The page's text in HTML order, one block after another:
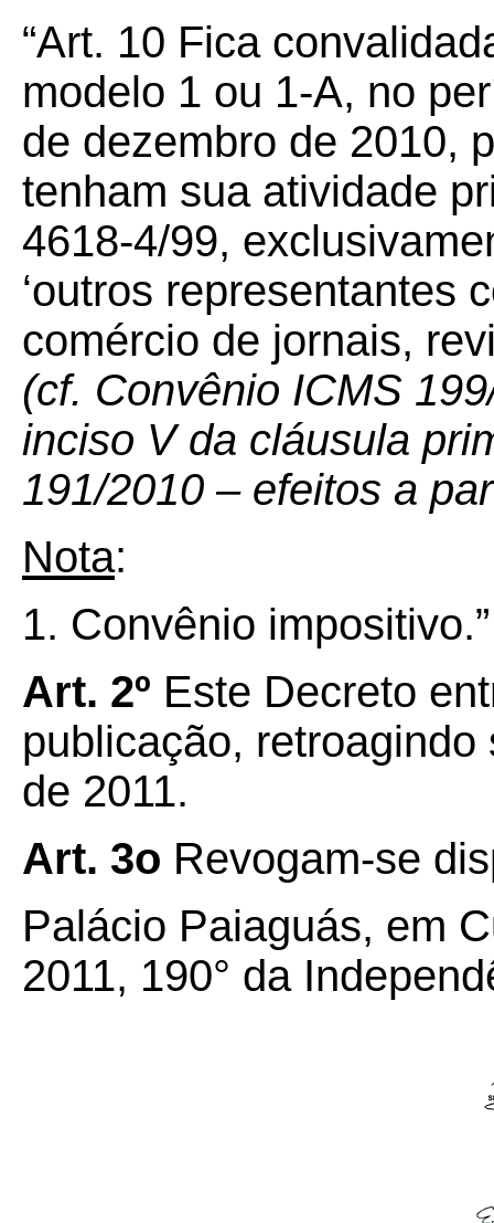
“Art. 10 Fica
modelo 1 ou 1-A, no
de dezembro de 2010,
tenham sua atividade
4618-4/99,
‘outros representantes
comércio de jornais,
(cf. Convênio ICMS
inciso V da cláusula
191/2010 – efeitos a
Nota:
1. Convênio impositivo.”
Art. 2º Este Decreto
publicação,
de 2011.
Art. 3o Revogam-se
Palácio Paiaguás, em
2011, 190° da